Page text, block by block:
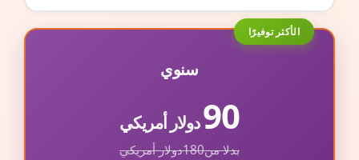
الأكثر توفيرًا
سنوي
90دولار أمريكي
بدلا من180دولار أمريكي